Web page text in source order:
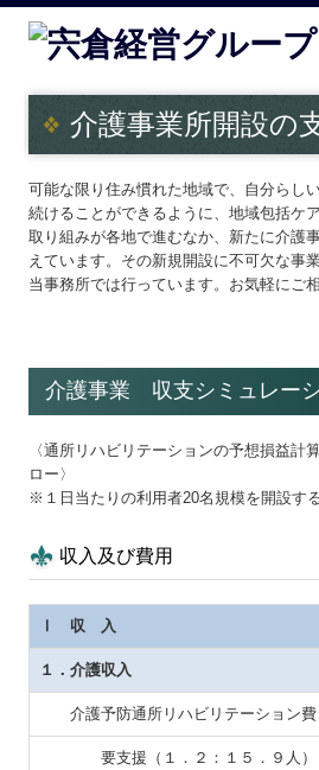
ホーム
グループ概要
業務案内
中小M＆Aガイドライン遵守宣言
経営者お役立ち情報
病院・診療所の皆様へ
補助金・助成金・融資情報
広報誌 WITH YOU
お問い合わせ
メールアドレスの登録
介護事業所開設の
可能な限り住み慣れた地域で、自分らし
続けることができるように、地域包括ケ
取り組みが各地で進むなか、新たに介護
えています。その新規開設に不可欠な事
当事務所では行っています。お気軽にご
介護事業 収支シミュレー
〈通所リハビリテーションの予想損益計
ロー〉
※１日当たりの利用者20名規模を開設す
収入及び費用
Ⅰ 収 入
１．介護収入
介護予防通所リハビリテーション費
要支援（１．２：１５．９人）